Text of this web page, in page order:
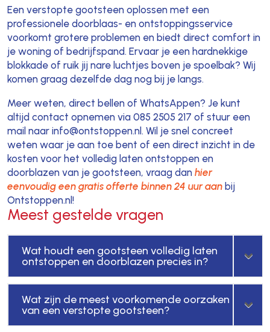
Een verstopte gootsteen oplossen met een
professionele doorblaas- en ontstoppingsservice
voorkomt grotere problemen en biedt direct comfort in
je woning of bedrijfspand. Ervaar je een hardnekkige
blokkade of ruik jij nare luchtjes boven je spoelbak? Wij
komen graag dezelfde dag nog bij je langs.
Meer weten, direct bellen of WhatsAppen? Je kunt
altijd contact opnemen via 085 2505 217 of stuur een
mail naar info@ontstoppen.nl. Wil je snel concreet
weten waar je aan toe bent of een direct inzicht in de
kosten voor het volledig laten ontstoppen en
doorblazen van je gootsteen, vraag dan hier
eenvoudig een gratis offerte binnen 24 uur aanbij
Ontstoppen.nl!
Meest gestelde vragen
Wat houdt een gootsteen volledig laten
ontstoppen en doorblazen precies in?
Wat zijn de meest voorkomende oorzaken
van een verstopte gootsteen?